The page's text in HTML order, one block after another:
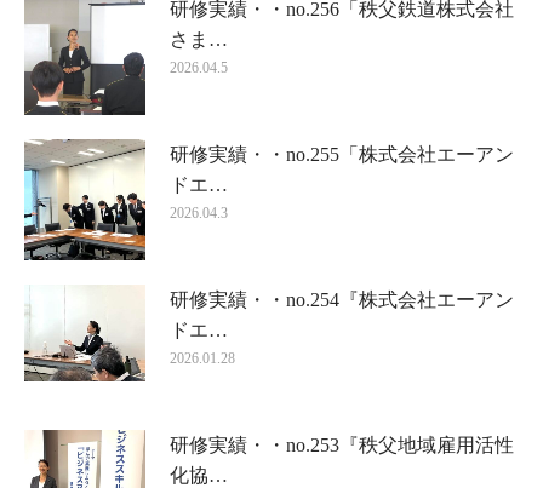
研修実績・・no.256「秩父鉄道株式会社
さま…
2026.04.5
研修実績・・no.255「株式会社エーアン
ドエ…
2026.04.3
研修実績・・no.254『株式会社エーアン
ドエ…
2026.01.28
研修実績・・no.253『秩父地域雇用活性
化協…